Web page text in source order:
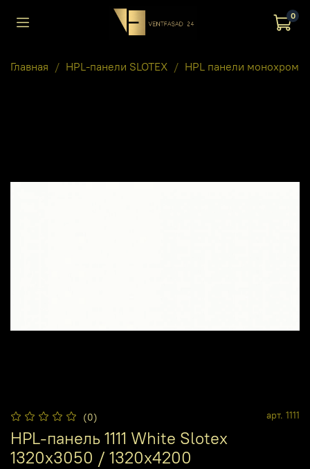
0
Главная HPL-панели SLOTEX HPL панели монохром
(0) арт. 1111
HPL-панель 1111 White Slotex
1320х3050 / 1320х4200